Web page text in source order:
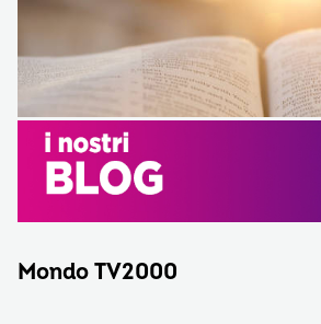
Mondo TV2000